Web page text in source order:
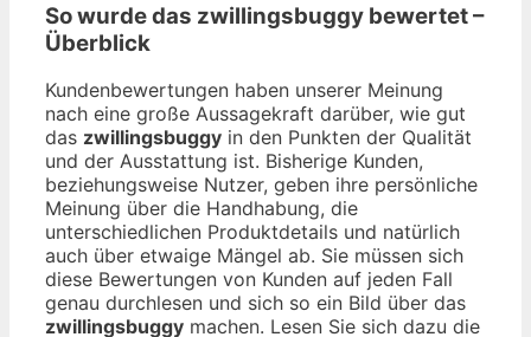
So wurde das zwillingsbuggy bewertet –
Überblick
Kundenbewertungen haben unserer Meinung
nach eine große Aussagekraft darüber, wie gut
das zwillingsbuggy in den Punkten der Qualität
und der Ausstattung ist. Bisherige Kunden,
beziehungsweise Nutzer, geben ihre persönliche
Meinung über die Handhabung, die
unterschiedlichen Produktdetails und natürlich
auch über etwaige Mängel ab. Sie müssen sich
diese Bewertungen von Kunden auf jeden Fall
genau durchlesen und sich so ein Bild über das
zwillingsbuggy machen. Lesen Sie sich dazu die